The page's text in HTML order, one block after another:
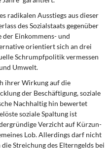
radikalen Ausstiegs aus dieser
des Sozialstaats gegenüber
Einkommens- und
orientiert sich an drei
Schrumpfpolitik vermessen
Umwelt.
ihrer Wirkung auf die
der Beschäftigung, soziale
Nachhaltig hin bewertet
soziale Spaltung ist
Verzicht auf Kürzun­
Lob. Allerdings darf nicht
Streichung des Elterngelds bei